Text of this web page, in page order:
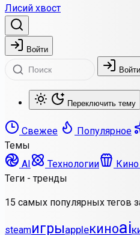
Лисий хвост
Войти
Войти
Переключить тему
Свежее Популярное
Темы
AI
Технологии
Теги - тренды
15 самых популярных тегов
steamигрыappleкиноai